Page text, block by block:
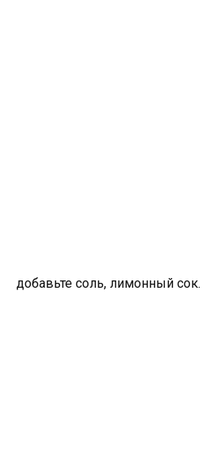
добавьте соль, лимонный сок.